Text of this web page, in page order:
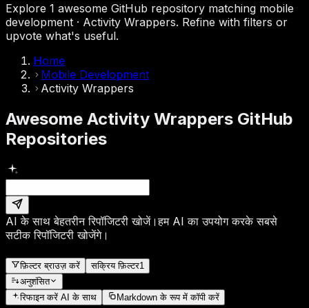
Explore 1 awesome GitHub repository matching mobile
development · Activity Wrappers. Refine with filters or
upvote what's useful.
Home
Mobile Development
Activity Wrappers
Awesome Activity Wrappers GitHub
Repositories
AI के साथ बेहतरीन रिपॉजिटरी खोजें।हम AI का उपयोग करके सबसे
सटीक रिपॉजिटरी खोजेंगे।
फ़िल्टर ब्राउज़ करें सक्रिय फ़िल्टर1
अनुशंसित
रिफाइन करें AI के साथ Markdown के रूप में कॉपी करें